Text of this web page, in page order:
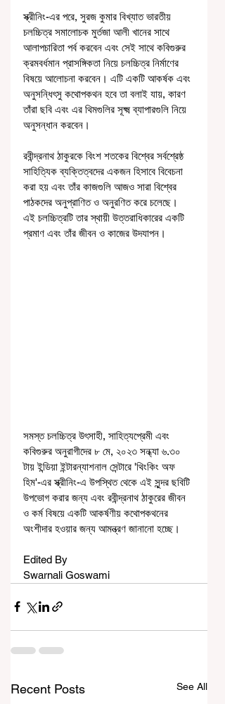
স্ক্রীনিং-এর পরে, সুরজ কুমার বিখ্যাত ভারতীয়
চলচ্চিত্র সমালোচক মুর্তজা আলী খানের সাথে
আলাপচারিতা পর্ব করবেন এবং সেই সাথে কবিগুরুর
ক্রমবর্ধমান প্রাসঙ্গিকতা নিয়ে চলচ্চিত্র নির্মাণের
বিষয়ে আলোচনা করবেন। এটি একটি আকর্ষক এবং
অনুসন্ধিৎসু কথোপকথন হবে তা বলাই যায়, কারণ
তাঁরা ছবি এবং এর থিমগুলির সূক্ষ্ম ব্যাপারগুলি নিয়ে
অনুসন্ধান করবেন।
রবীন্দ্রনাথ ঠাকুরকে বিংশ শতকের বিশ্বের সর্বশ্রেষ্ঠ
সাহিত্যিক ব্যক্তিত্বদের একজন হিসাবে বিবেচনা
করা হয় এবং তাঁর কাজগুলি আজও সারা বিশ্বের
পাঠকদের অনুপ্রাণিত ও অনুরণিত করে চলেছে।
এই চলচ্চিত্রটি তার স্থায়ী উত্তরাধিকারের একটি
প্রমাণ এবং তাঁর জীবন ও কাজের উদযাপন।
সমস্ত চলচ্চিত্র উৎসাহী, সাহিত্যপ্রেমী এবং
কবিগুরুর অনুরাগীদের ৮ মে, ২০২৩ সন্ধ্যা ৬.৩০
টায় ইন্ডিয়া ইন্টারন্যাশনাল সেন্টারে 'থিংকিং অফ
হিম'-এর স্ক্রীনিং-এ উপস্থিত থেকে এই সুন্দর ছবিটি
উপভোগ করার জন্য এবং রবীন্দ্রনাথ ঠাকুরের জীবন
ও কর্ম বিষয়ে একটি আকর্ষণীয় কথোপকথনের
অংশীদার হওয়ার জন্য আমন্ত্রণ জানানো হচ্ছে।
Edited By
Swarnali Goswami
Recent Posts See All